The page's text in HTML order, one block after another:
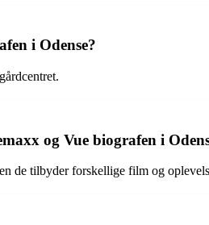
i Odense?
og Vue biografen i
de tilbyder forskellige film og